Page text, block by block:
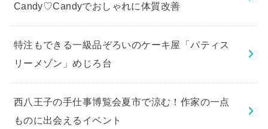
Candy♡Candyでおしゃれに体質改善
特注もできる一級品ぞろいのケーキ屋「パティス
リーメゾン」めじろ台
西八王子の手仕事博覧会夏市で涼む！作家の一点
ものに出会えるイベント